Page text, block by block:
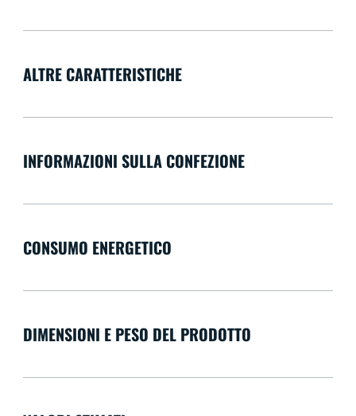
ALTRE CARATTERISTICHE
INFORMAZIONI SULLA CONFEZIONE
CONSUMO ENERGETICO
DIMENSIONI E PESO DEL PRODOTTO